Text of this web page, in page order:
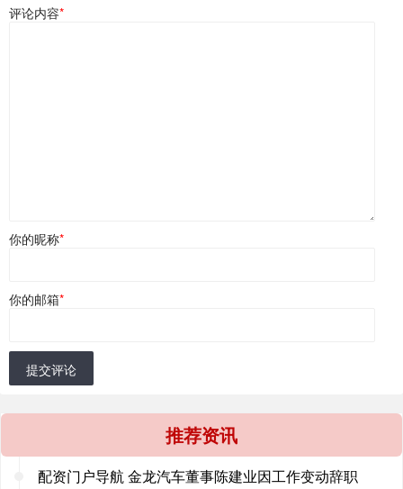
评论内容*
你的昵称*
你的邮箱*
提交评论
推荐资讯
配资门户导航 金龙汽车董事陈建业因工作变动辞职